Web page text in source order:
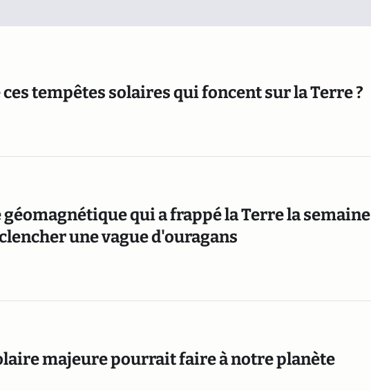
tempêtes solaires qui foncent sur la Terre ?
qui a frappé la Terre la semaine
une vague d'ouragans
majeure pourrait faire à notre planète